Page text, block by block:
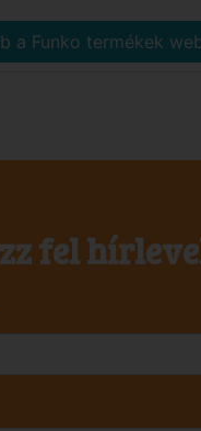
a Funko termékek
fel